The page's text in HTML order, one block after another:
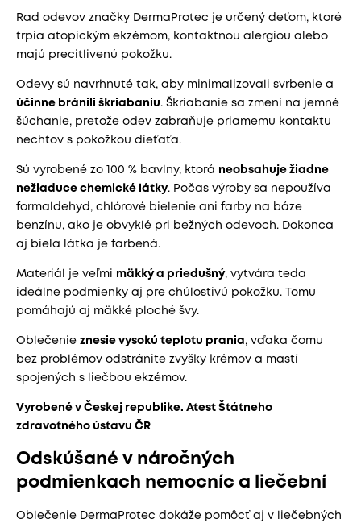
Rad odevov značky DermaProtec je určený deťom, ktoré
trpia atopickým ekzémom, kontaktnou alergiou alebo
majú precitlivenú pokožku.
Odevy sú navrhnuté tak, aby minimalizovali svrbenie a
účinne bránili škriabaniu. Škriabanie sa zmení na jemné
šúchanie, pretože odev zabraňuje priamemu kontaktu
nechtov s pokožkou dieťaťa.
Sú vyrobené zo 100 % bavlny, ktorá neobsahuje žiadne
nežiaduce chemické látky. Počas výroby sa nepoužíva
formaldehyd, chlórové bielenie ani farby na báze
benzínu, ako je obvyklé pri bežných odevoch. Dokonca
aj biela látka je farbená.
Materiál je veľmi mäkký a priedušný, vytvára teda
ideálne podmienky aj pre chúlostivú pokožku. Tomu
pomáhajú aj mäkké ploché švy.
Oblečenie znesie vysokú teplotu prania, vďaka čomu
bez problémov odstránite zvyšky krémov a mastí
spojených s liečbou ekzémov.
Vyrobené v Českej republike. Atest Štátneho
zdravotného ústavu ČR
Odskúšané v náročných
podmienkach nemocníc a liečební
Oblečenie DermaProtec dokáže pomôcť aj v liečebných